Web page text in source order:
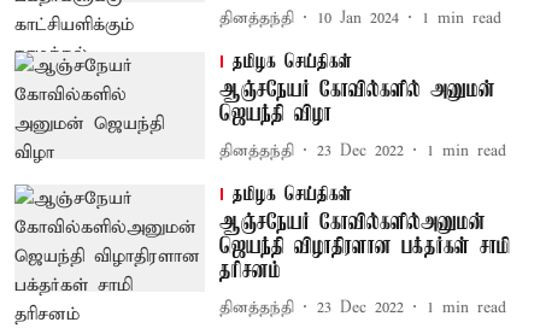
தினத்தந்தி 10 Jan 2024 1 min read
தமிழக செய்திகள்
ஆஞ்சநேயர் கோவில்களில் அனுமன்
ஜெயந்தி விழா
தினத்தந்தி 23 Dec 2022 1 min read
தமிழக செய்திகள்
ஆஞ்சநேயர் கோவில்களில்அனுமன்
ஜெயந்தி விழாதிரளான பக்தர்கள் சாமி
தரிசனம்
தினத்தந்தி 23 Dec 2022 1 min read